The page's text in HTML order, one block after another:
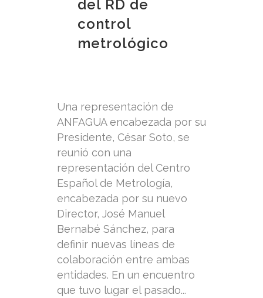
del RD de
control
metrológico
Una representación de
ANFAGUA encabezada por su
Presidente, César Soto, se
reunió con una
representación del Centro
Español de Metrología,
encabezada por su nuevo
Director, José Manuel
Bernabé Sánchez, para
definir nuevas líneas de
colaboración entre ambas
entidades. En un encuentro
que tuvo lugar el pasado...